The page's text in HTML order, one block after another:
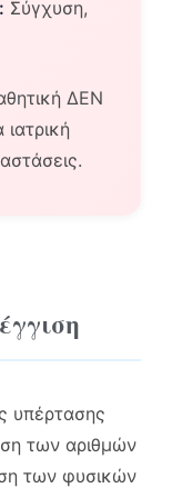
Σύγχυση,
ΔΕΝ
υπέρτασης
των αριθμών
των φυσικών